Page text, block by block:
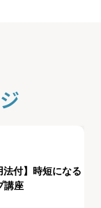
法付】時短になる
講座